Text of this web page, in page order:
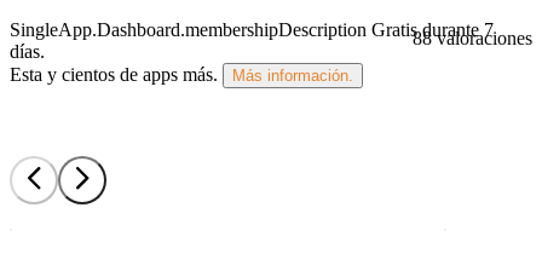
88 valoraciones
SingleApp.Dashboard.membershipDescription Gratis durante 7
días.
Esta y cientos de apps más.
Más información.